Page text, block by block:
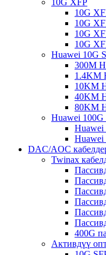
10G
10G
10G
10G
Huawei 10G
300M
1.4KM
10KM
40KM
80KM
Huawei 100G
Huawei
Huawei
DAC/AOC
Twinax
400G
Активдүү